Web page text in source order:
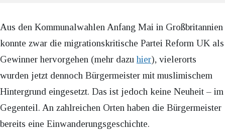
Aus den Kommunalwahlen Anfang Mai in Großbritannien
konnte zwar die migrationskritische Partei Reform UK als
Gewinner hervorgehen (mehr dazuhier), vielerorts
wurden jetzt dennoch Bürgermeister mit muslimischem
Hintergrund eingesetzt. Das ist jedoch keine Neuheit – im
Gegenteil. An zahlreichen Orten haben die Bürgermeister
bereits eine Einwanderungsgeschichte.